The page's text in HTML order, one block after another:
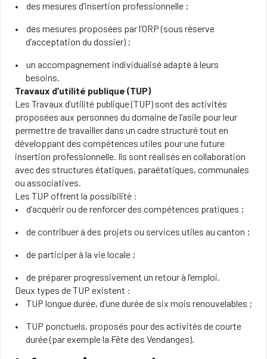
des mesures d’insertion professionnelle ;
des mesures proposées par l’ORP (sous réserve
d’acceptation du dossier) ;
un accompagnement individualisé adapté à leurs
besoins.
Travaux d’utilité publique (TUP)
Les Travaux d’utilité publique (TUP) sont des activités
proposées aux personnes du domaine de l’asile pour leur
permettre de travailler dans un cadre structuré tout en
développant des compétences utiles pour une future
insertion professionnelle. Ils sont réalisés en collaboration
avec des structures étatiques, paraétatiques, communales
ou associatives.
Les TUP offrent la possibilité :
d’acquérir ou de renforcer des compétences pratiques ;
de contribuer à des projets ou services utiles au canton ;
de participer à la vie locale ;
de préparer progressivement un retour à l’emploi.
Deux types de TUP existent :
TUP longue durée, d’une durée de six mois renouvelables ;
TUP ponctuels, proposés pour des activités de courte
durée (par exemple la Fête des Vendanges).